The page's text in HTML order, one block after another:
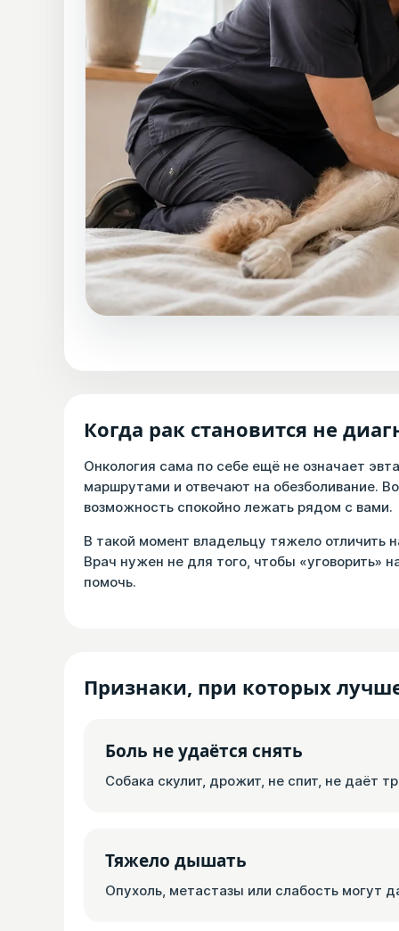
Когда рак становится не
Онкология сама по себе ещё не означает
маршрутами и отвечают на обезболивание.
возможность спокойно лежать рядом с вами.
В такой момент владельцу тяжело отличить
Врач нужен не для того, чтобы «уговорить»
помочь.
Признаки, при которых
Боль не удаётся снять
Собака скулит, дрожит, не спит, не даёт
Тяжело дышать
Опухоль, метастазы или слабость могут